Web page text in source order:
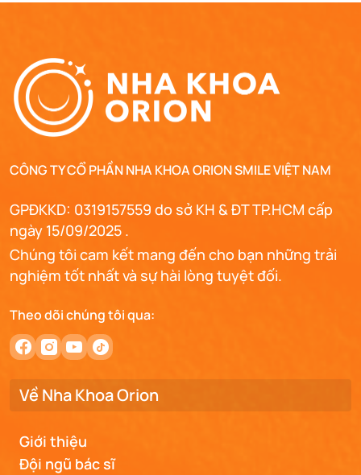
CÔNG TY CỔ PHẦN NHA KHOA ORION SMILE VIỆT NAM
GPĐKKD: 0319157559 do sở KH & ĐT TP.HCM cấp
ngày 15/09/2025 .
Chúng tôi cam kết mang đến cho bạn những trải
nghiệm tốt nhất và sự hài lòng tuyệt đối.
Theo dõi chúng tôi qua:
Về Nha Khoa Orion
Giới thiệu
Đội ngũ bác sĩ